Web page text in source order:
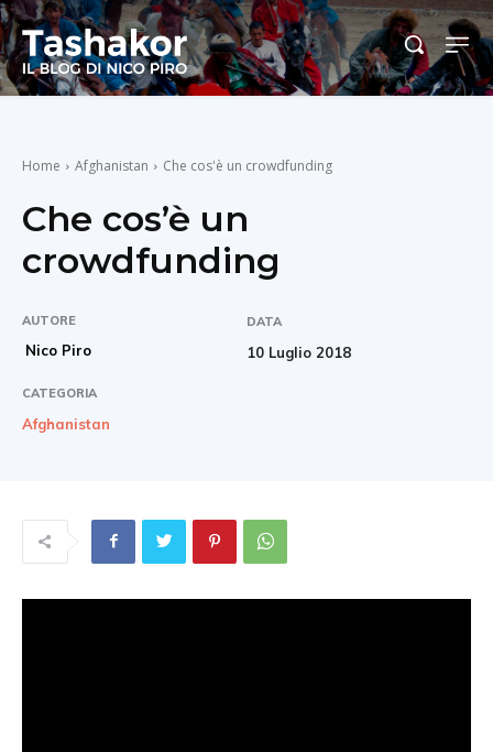
Home Afghanistan Che cos'è un crowdfunding
Che cos’è un
crowdfunding
AUTORE
Nico Piro
DATA
10 Luglio 2018
CATEGORIA
Afghanistan